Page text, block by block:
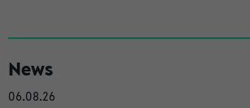
e
i
News
06.08.26